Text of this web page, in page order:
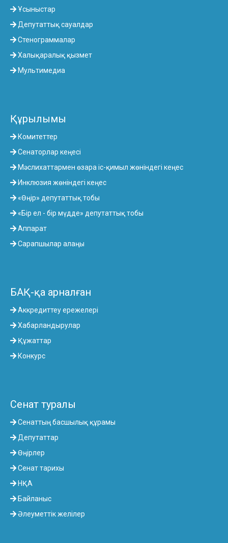
Ұсыныстар
Депутаттық сауалдар
Стенограммалар
Халықаралық қызмет
Мультимедиа
Құрылымы
Комитеттер
Сенаторлар кеңесі
Мәслихаттармен өзара іс-қимыл жөніндегі кеңес
Инклюзия жөніндегі кеңес
«Өңір» депутаттық тобы
«Бір ел - бір мүдде» депутаттық тобы
Аппарат
Сарапшылар алаңы
БАҚ-қа арналған
Аккредиттеу ережелері
Хабарландырулар
Құжаттар
Конкурс
Сенат туралы
Сенаттың басшылық құрамы
Депутаттар
Өңірлер
Сенат тарихы
НҚА
Байланыс
Әлеуметтік желілер